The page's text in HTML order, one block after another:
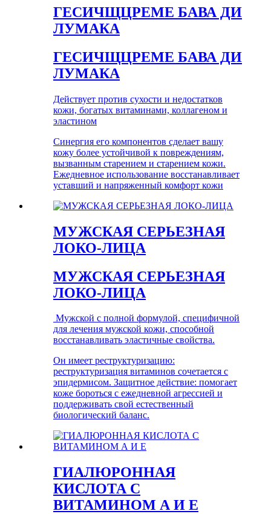
ГЕСИЧЩЦРЕМЕ БАВА ДИ
ЛУМАКА
ГЕСИЧЩЦРЕМЕ БАВА ДИ
ЛУМАКА
Действует против сухости и недостатков
кожи, богатых витаминами, коллагеном и
эластином
Синергия его компонентов сделает вашу
кожу более устойчивой к повреждениям,
вызванным старением и старением кожи.
Ежедневное использование восстанавливает
уставший и напряженный комфорт кожи
МУЖСКАЯ СЕРЬЕЗНАЯ
ЛОКО-ЛИЦА
МУЖСКАЯ СЕРЬЕЗНАЯ
ЛОКО-ЛИЦА
Мужской с полной формулой, специфичной
для лечения мужской кожи, способной
восстанавливать эластичные свойства.
Он имеет реструктуризацию:
реструктуризация витаминов сочетается с
эпидермисом. Защитное действие: помогает
коже бороться с ежедневной агрессией и
поддерживать свой естественный
биологический баланс.
ГИАЛЮРОННАЯ
КИСЛОТА С
ВИТАМИНОМ А И Е